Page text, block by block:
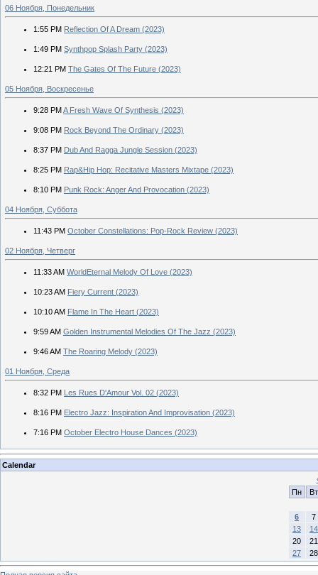
06 Ноября, Понедельник
1:55 PM Reflection Of A Dream (2023)
1:49 PM Synthpop Splash Party (2023)
12:21 PM The Gates Of The Future (2023)
05 Ноября, Воскресенье
9:28 PM A Fresh Wave Of Synthesis (2023)
9:08 PM Rock Beyond The Ordinary (2023)
8:37 PM Dub And Ragga Jungle Session (2023)
8:25 PM Rap&Hip Hop: Recitative Masters Mixtape (2023)
8:10 PM Punk Rock: Anger And Provocation (2023)
04 Ноября, Суббота
11:43 PM October Constellations: Pop-Rock Review (2023)
02 Ноября, Четверг
11:33 AM WorldEternal Melody Of Love (2023)
10:23 AM Fiery Current (2023)
10:10 AM Flame In The Heart (2023)
9:59 AM Golden Instrumental Melodies Of The Jazz (2023)
9:46 AM The Roaring Melody (2023)
01 Ноября, Среда
8:32 PM Les Rues D'Amour Vol. 02 (2023)
8:16 PM Electro Jazz: Inspiration And Improvisation (2023)
7:16 PM October Electro House Dances (2023)
Calendar
Пн
Вт
6
7
13
14
20
21
27
28